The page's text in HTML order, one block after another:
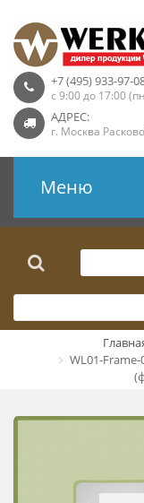
+7 (495) 933-97-
с 9:00 до 17:00
АДРЕС:
г. Москва
Меню
Розетки USB
Розетки ТВ
Светорегуляторы
WL01-